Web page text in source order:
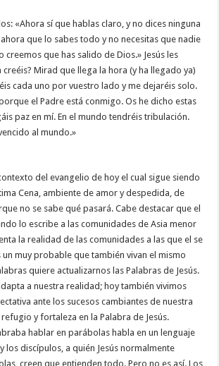
«Ahora sí que hablas claro, y no dices ninguna
que lo sabes todo y no necesitas que nadie
creemos que has salido de Dios.» Jesús les
Mirad que llega la hora (y ha llegado ya)
cada uno por vuestro lado y me dejaréis solo.
el Padre está conmigo. Os he dicho estas
paz en mí. En el mundo tendréis tribulación.
al mundo.»
del evangelio de hoy el cual sigue siendo
Cena, ambiente de amor y despedida, de
no se sabe qué pasará. Cabe destacar que el
lo escribe a las comunidades de Asia menor
la realidad de las comunidades a las que el se
muy probable que también vivan el mismo
quiere actualizarnos las Palabras de Jesús.
a nuestra realidad; hoy también vivimos
ante los sucesos cambiantes de nuestra
y fortaleza en la Palabra de Jesús.
hablar en parábolas habla en un lenguaje
los discípulos, a quién Jesús normalmente
creen que entienden todo. Pero no es así. Los